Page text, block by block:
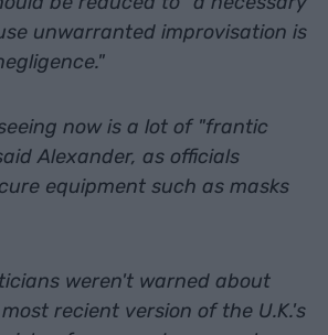
unwarranted improvisation is
now is a lot of "frantic
Alexander, as officials
equipment such as masks
weren't warned about
recient version of the U.K.'s